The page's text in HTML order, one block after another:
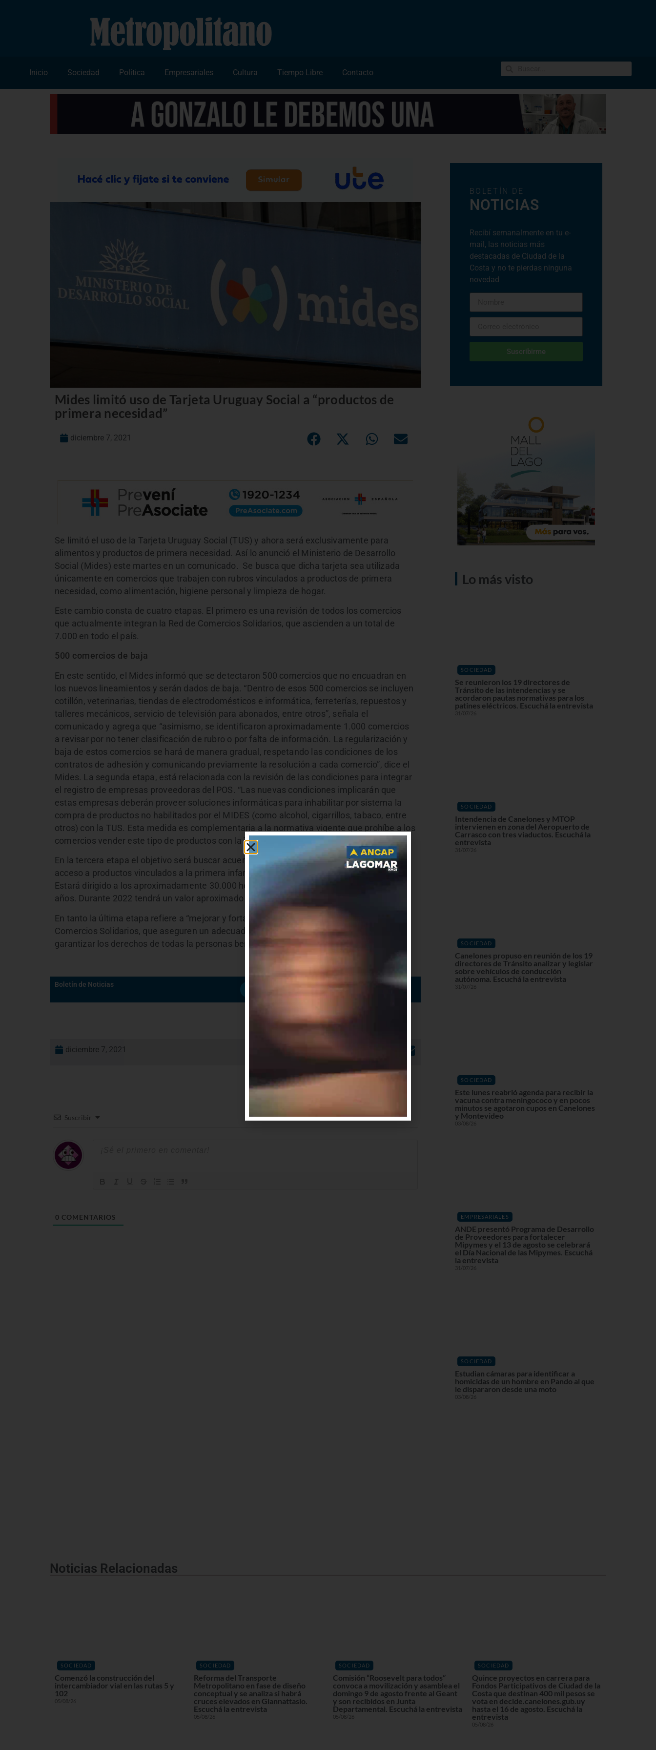
Inicio Sociedad Política Empresariales Cultura Tiempo Libre Contacto
Mides limitó uso de Tarjeta Uruguay Social a “productos de
primera necesidad”
diciembre 7, 2021
Se limitó el uso de la Tarjeta Uruguay Social (TUS) y ahora será exclusivamente para
alimentos y productos de primera necesidad. Así lo anunció el Ministerio de Desarrollo
Social (Mides) este martes en un comunicado. Se busca que dicha tarjeta sea utilizada
únicamente en comercios que trabajen con rubros vinculados a productos de primera
necesidad, como alimentación, higiene personal y limpieza de hogar.
Este cambio consta de cuatro etapas. El primero es una revisión de todos los comercios
que actualmente integran la Red de Comercios Solidarios, que ascienden a un total de
7.000 en todo el país.
500 comercios de baja
En este sentido, el Mides informó que se detectaron 500 comercios que no encuadran en
los nuevos lineamientos y serán dados de baja. “Dentro de esos 500 comercios se incluyen
cotillón, veterinarias, tiendas de electrodomésticos e informática, ferreterías, repuestos y
talleres mecánicos, servicio de televisión para abonados, entre otros”, señala el
comunicado y agrega que “asimismo, se identificaron aproximadamente 1.000 comercios
a revisar por no tener clasificación de rubro o por falta de información. La regularización y
baja de estos comercios se hará de manera gradual, respetando las condiciones de los
contratos de adhesión y comunicando previamente la resolución a cada comercio”, dice el
Mides. La segunda etapa, está relacionada con la revisión de las condiciones para integrar
el registro de empresas proveedoras del POS. “Las nuevas condiciones implicarán que
estas empresas deberán proveer soluciones informáticas para inhabilitar por sistema la
compra de productos no habilitados por el MIDES (como alcohol, cigarrillos, tabaco, entre
otros) con la TUS. Esta medida es complementaria a la normativa vigente que prohíbe a los
comercios vender este tipo de productos con la TUS”, dice el comunicado.
En la tercera etapa el objetivo será buscar acuerdos con proveedores para facilitar el
acceso a productos vinculados a la primera infancia para beneficiarios del Bono Crianza..
Estará dirigido a los aproximadamente 30.000 hogares más pobres con niños de 0 hasta 4
años. Durante 2022 tendrá un valor aproximado de $2.000 mensuales por niño.
En tanto la última etapa refiere a “mejorar y fortalecer” las tareas de fiscalización de
Comercios Solidarios, que aseguren un adecuado seguimiento de denuncias para
garantizar los derechos de todas la personas beneficiarias.
Boletín de Noticias
diciembre 7, 2021
Suscribir
0 COMENTARIOS
BOLETÍN DE
NOTICIAS
Recibí semanalmente en tu e-
mail, las noticias más
destacadas de Ciudad de la
Costa y no te pierdas ninguna
novedad
Suscribirme
Lo más visto
SOCIEDAD
Se reunieron los 19 directores de
Tránsito de las intendencias y se
acordaron pautas normativas para los
patines eléctricos. Escuchá la entrevista
31/07/26
SOCIEDAD
Intendencia de Canelones y MTOP
intervienen en zona del Aeropuerto de
Carrasco con tres viaductos. Escuchá la
entrevista
31/07/26
SOCIEDAD
Canelones propuso en reunión de los 19
directores de Tránsito analizar y legislar
sobre vehículos de conducción
autónoma. Escuchá la entrevista
31/07/26
SOCIEDAD
Este lunes reabrió agenda para recibir la
vacuna contra meningococo y en pocos
minutos se agotaron cupos en Canelones
y Montevideo
03/08/26
EMPRESARIALES
ANDE presentó Programa de Desarrollo
de Proveedores para fortalecer
Mipymes y el 13 de agosto se celebrará
el Día Nacional de las Mipymes. Escuchá
la entrevista
31/07/26
SOCIEDAD
Estudian cámaras para identificar a
homicidas de un hombre en Pando al que
le dispararon desde una moto
03/08/26
Noticias Relacionadas
SOCIEDAD
Comenzó la construcción del
intercambiador vial en las rutas 5 y
102
05/08/26
SOCIEDAD
Reforma del Transporte
Metropolitano en fase de diseño
conceptual y se analiza si habrá
cruces elevados en Giannattasio.
Escuchá la entrevista
05/08/26
SOCIEDAD
Comisión “Roosevelt para todos”
convoca a movilización y asamblea el
domingo 9 de agosto frente al Geant
y son recibidos en Junta
Departamental. Escuchá la entrevista
05/08/26
SOCIEDAD
Quince proyectos en carrera para
Fondos Participativos de Ciudad de la
Costa que destinan 400 mil pesos se
vota en decide.canelones.gub.uy
hasta el 16 de agosto. Escuchá la
entrevista
05/08/26